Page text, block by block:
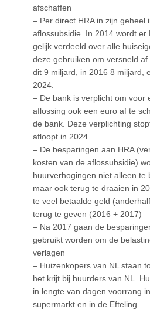
afschaffen
– Per direct HRA in zijn geheel
aflossubsidie. In 2014 wordt er
gelijk verdeeld over alle
deze gebruiken om versneld
dit 9 miljard, in 2016 8 miljard,
2024.
– De bank is verplicht om voor
aflossing ook een euro af te
de bank. Deze verplichting
afloopt in 2024
– De besparingen aan HRA
kosten van de aflossubsidie)
huurverhogingen niet alleen te
maar ook terug te draaien in
te veel betaalde geld
terug te geven (2016 + 2017)
– Na 2017 gaan de
gebruikt worden om de
verlagen
– Huizenkopers van NL staan
het krijt bij huurders van NL.
in lengte van dagen voorrang
supermarkt en in de Efteling.